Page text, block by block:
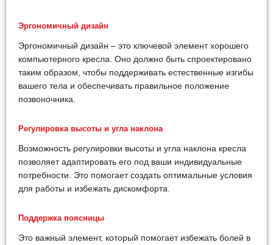
Эргономичный дизайн
Эргономичный дизайн – это ключевой элемент хорошего
компьютерного кресла. Оно должно быть спроектировано
таким образом, чтобы поддерживать естественные изгибы
вашего тела и обеспечивать правильное положение
позвоночника.
Регулировка высоты и угла наклона
Возможность регулировки высоты и угла наклона кресла
позволяет адаптировать его под ваши индивидуальные
потребности. Это помогает создать оптимальные условия
для работы и избежать дискомфорта.
Поддержка поясницы
Это важный элемент, который помогает избежать болей в